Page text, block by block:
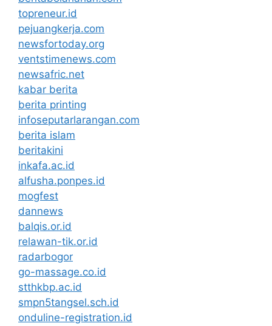
topreneur.id
pejuangkerja.com
newsfortoday.org
ventstimenews.com
newsafric.net
kabar berita
berita printing
infoseputarlarangan.com
berita islam
beritakini
inkafa.ac.id
alfusha.ponpes.id
mogfest
dannews
balqis.or.id
relawan-tik.or.id
radarbogor
go-massage.co.id
stthkbp.ac.id
smpn5tangsel.sch.id
onduline-registration.id